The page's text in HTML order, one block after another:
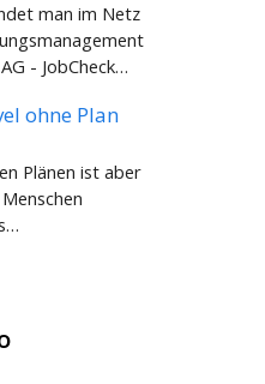
man im Netz
- JobCheck…
ohne Plan
Plänen ist aber